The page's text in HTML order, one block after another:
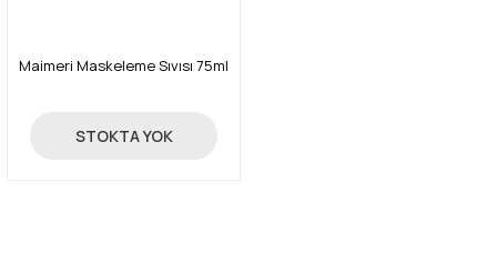
Maimeri Maskeleme Sıvısı 75ml
157,63 TL
STOKTA YOK